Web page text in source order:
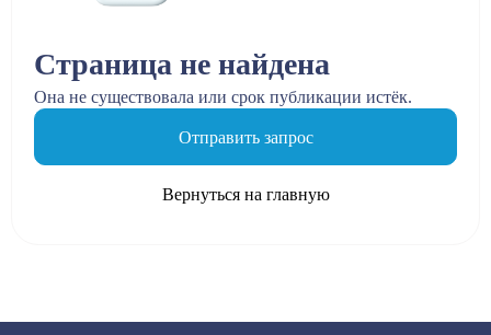
Страница не найдена
Она не существовала или срок публикации истёк.
Отправить запрос
Вернуться на главную